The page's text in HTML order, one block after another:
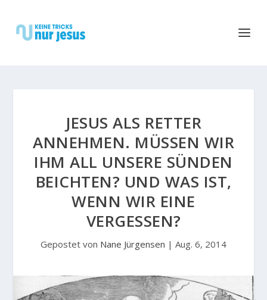
JESUS ALS RETTER
ANNEHMEN. MÜSSEN WIR
IHM ALL UNSERE SÜNDEN
BEICHTEN? UND WAS IST,
WENN WIR EINE
VERGESSEN?
Gepostet von Nane Jürgensen | Aug. 6, 2014